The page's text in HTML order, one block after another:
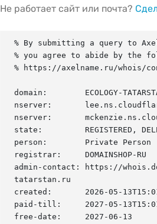
Не работает сайт или почта?
% By submitting a query to
% you agree to abide by the
% https://axelname.ru/whois/
domain:        ECOLOGY-
nserver:
nserver:
state:         REGISTERED,
person:        Private Person
registrar:     DOMAINSHOP-RU
admin-contact: https://
tatarstan.ru
created:       2026-05-
paid-till:     2027-05-
free-date:     2027-06-13